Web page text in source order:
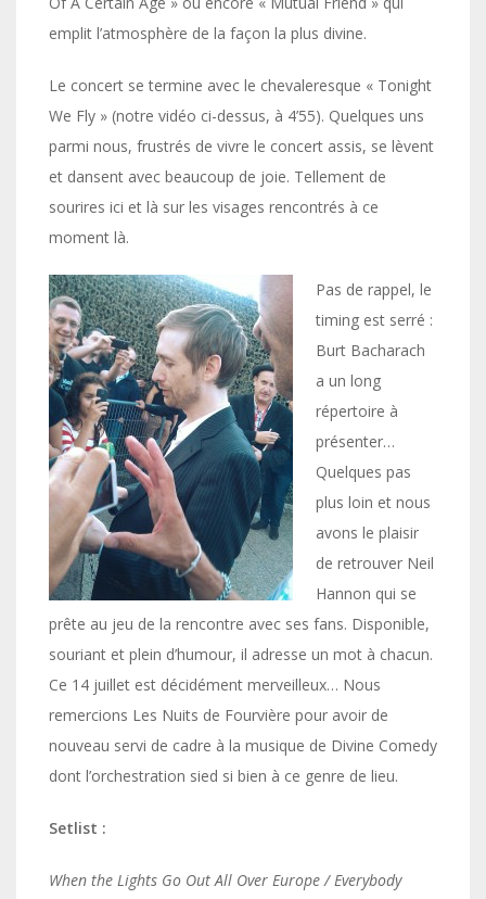
emplit l’atmosphère de la façon la plus divine.
Le concert se termine avec le chevaleresque « Tonight
We Fly » (notre vidéo ci-dessus, à 4’55). Quelques uns
parmi nous, frustrés de vivre le concert assis, se lèvent
et dansent avec beaucoup de joie. Tellement de
sourires ici et là sur les visages rencontrés à ce
moment là.
Pas de rappel, le
timing est serré :
Burt Bacharach
a un long
répertoire à
présenter…
Quelques pas
plus loin et nous
avons le plaisir
de retrouver Neil
Hannon qui se
prête au jeu de la rencontre avec ses fans. Disponible,
souriant et plein d’humour, il adresse un mot à chacun.
Ce 14 juillet est décidément merveilleux… Nous
remercions Les Nuits de Fourvière pour avoir de
nouveau servi de cadre à la musique de Divine Comedy
dont l’orchestration sied si bien à ce genre de lieu.
Setlist :
When the Lights Go Out All Over Europe / Everybody